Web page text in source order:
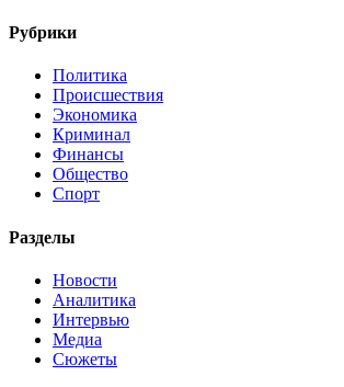
Рубрики
Политика
Происшествия
Экономика
Криминал
Финансы
Общество
Спорт
Разделы
Новости
Аналитика
Интервью
Медиа
Сюжеты